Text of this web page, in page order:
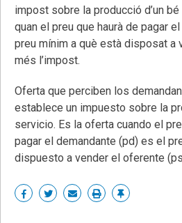
impost sobre la producció d’un
quan el preu que haurà de pagar
preu mínim a què està disposat a
més l’impost.
Oferta que perciben los
establece un impuesto sobre la
servicio. Es la oferta cuando el
pagar el demandante (pd) es el
dispuesto a vender el oferente
Share ShareSharePrint Enllaç